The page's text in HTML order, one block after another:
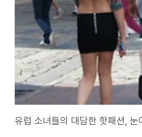
유럽 소녀들의 대담한 핫패션, 눈